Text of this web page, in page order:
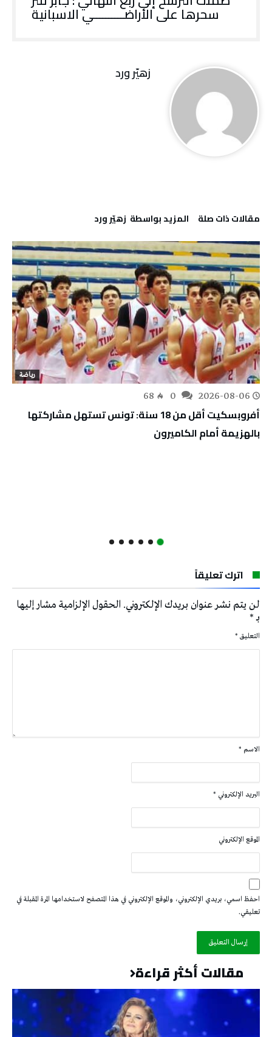
سحرها على الأراضــــــــــي الاسبانية
زهيّر‭ ‬ورد
‫مقالات ذات صلة‬ ‫‫المزيد بواسطة‬ ‬ زهيّر‭ ‬ورد
رياضة
2026-08-06
68
أفروبسكيت أقل من 18 سنة: تونس تستهل مشاركتها
بالهزيمة أمام الكاميرون
اترك تعليقاً
لن يتم نشر عنوان بريدك الإلكتروني. الحقول الإلزامية مشار إليها
بـ*
التعليق *
الاسم *
البريد الإلكتروني *
الموقع الإلكتروني
احفظ اسمي، بريدي الإلكتروني، والموقع الإلكتروني في هذا المتصفح لاستخدامها المرة المقبلة في
تعليقي.
مقالات أكثر قراءة